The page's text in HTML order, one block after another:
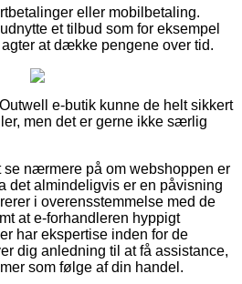
eller mobilbetaling.
et tilbud som for eksempel
at dække pengene over tid.
e-butik kunne de helt sikkert
men det er gerne ikke særlig
se nærmere på om webshoppen er
det almindeligvis er en påvisning
i overensstemmelse med de
at e-forhandleren hyppigt
har ekspertise inden for de
dig anledning til at få assistance,
som følge af din handel.